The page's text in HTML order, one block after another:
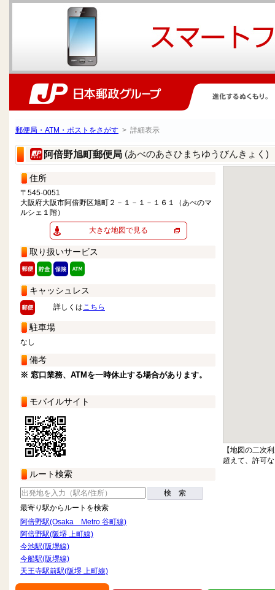
郵便局・ATM・ポストをさがす > 詳細表示
阿倍野旭町郵便局 (あべのあさひまちゆうびんきょく)
住所
〒545-0051
大阪府大阪市阿倍野区旭町２－１－１－１６１（あべのマ
ルシェ１階）
大きな地図で見る
取り扱いサービス
キャッシュレス
詳しくはこちら
駐車場
なし
備考
※ 窓口業務、ATMを一時休止する場合があります。
モバイルサイト
ルート検索
検 索
最寄り駅からルートを検索
阿倍野駅(Osaka Metro 谷町線)
阿倍野駅(阪堺 上町線)
今池駅(阪堺線)
今船駅(阪堺線)
天王寺駅前駅(阪堺 上町線)
【地図の二次
超えて、許可